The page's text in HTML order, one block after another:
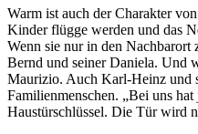
Warm ist auch der Charakter
Kinder flügge werden und das
Wenn sie nur in den Nachbarort
Bernd und seiner Daniela. Und
Maurizio. Auch Karl-Heinz und
Familienmenschen. „Bei uns
Haustürschlüssel. Die Tür wird